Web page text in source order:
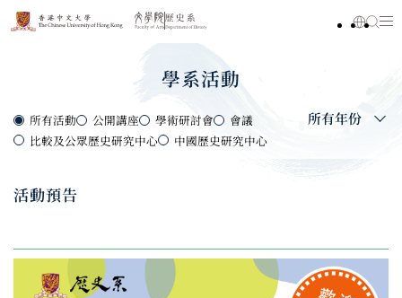
學系活動
所有活動 公開講座 學術研討會
會議
比較及公眾歷史研究中心
中國歷史研究中心
所有年份
活動預告